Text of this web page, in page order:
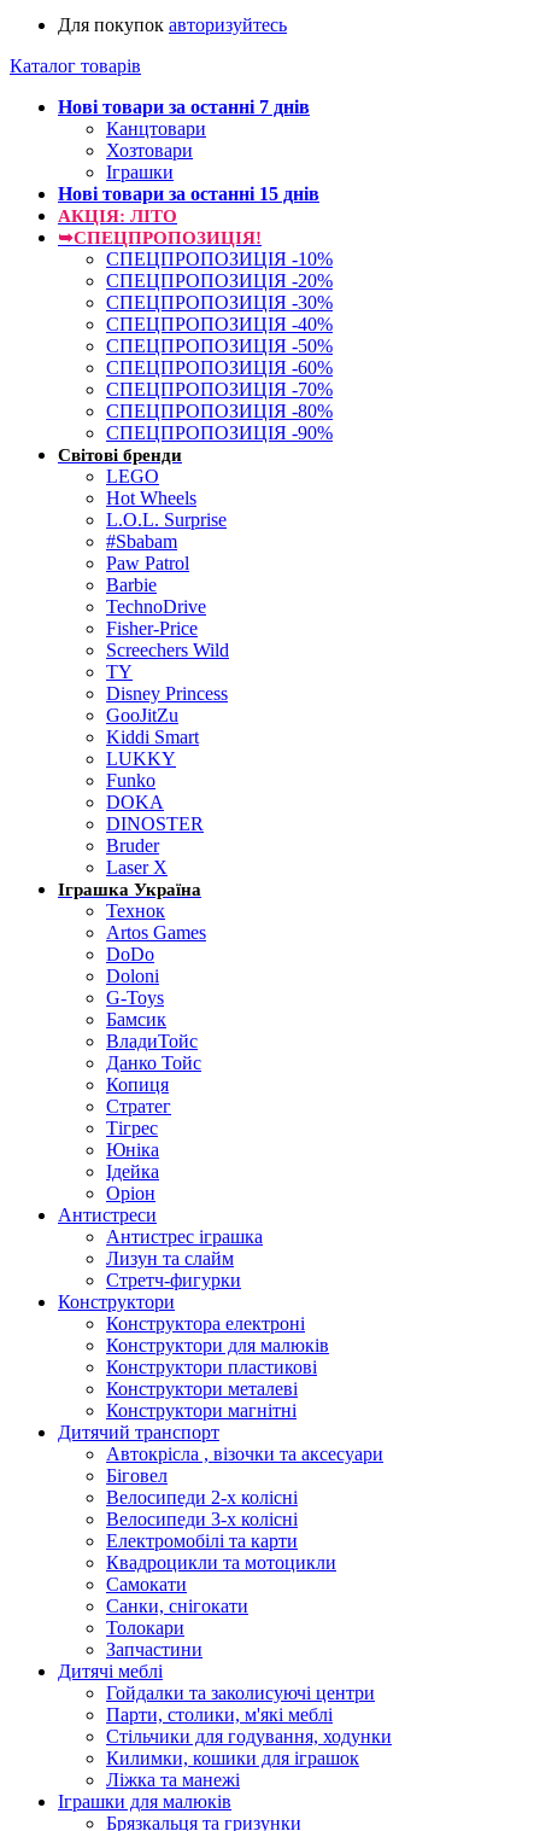
Для покупок авторизуйтесь
Каталог товарів
Нові товари за останнi 7 днiв
Канцтовари
Хозтовари
Іграшки
Нові товари за останнi 15 днiв
АКЦІЯ: ЛІТО
➥СПЕЦПРОПОЗИЦІЯ!
СПЕЦПРОПОЗИЦІЯ -10%
СПЕЦПРОПОЗИЦІЯ -20%
СПЕЦПРОПОЗИЦІЯ -30%
СПЕЦПРОПОЗИЦІЯ -40%
СПЕЦПРОПОЗИЦІЯ -50%
СПЕЦПРОПОЗИЦІЯ -60%
СПЕЦПРОПОЗИЦІЯ -70%
СПЕЦПРОПОЗИЦІЯ -80%
СПЕЦПРОПОЗИЦІЯ -90%
Світові бренди
LEGO
Hot Wheels
L.O.L. Surprise
#Sbabam
Paw Patrol
Barbie
TechnoDrive
Fisher-Price
Screechers Wild
TY
Disney Princess
GooJitZu
Kiddi Smart
LUKKY
Funko
DOKA
DINOSTER
Bruder
Laser X
Іграшка Україна
Технок
Artos Games
DoDo
Doloni
G-Toys
Бамсик
ВладиТойс
Данко Тойс
Копиця
Стратег
Тігрес
Юніка
Ідейка
Оріон
Антистреси
Антистрес іграшка
Лизун та слайм
Стретч-фигурки
Конструктори
Конструктора електроні
Конструктори для малюків
Конструктори пластикові
Конструктори металеві
Конструктори магнітні
Дитячий транспорт
Автокрісла , візочки та аксесуари
Біговел
Велосипеди 2-х колісні
Велосипеди 3-х колісні
Електромобілі та карти
Квадроцикли та мотоцикли
Самокати
Санки, снігокати
Толокари
Запчастини
Дитячі меблі
Гойдалки та заколисуючі центри
Парти, столики, м'які меблі
Стільчики для годування, ходунки
Килимки, кошики для іграшок
Ліжка та манежі
Іграшки для малюків
Брязкальця та гризунки